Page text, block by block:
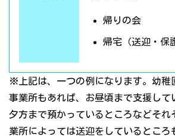
帰りの会
帰宅（送迎・保
※上記は、一つの例になります。幼稚
事業所もあれば、お昼頃まで支援して
夕方まで預かっているところなどそれ
業所によっては送迎をしているところ